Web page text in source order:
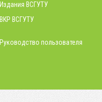
Издания ВСГУТУ
ВКР ВСГУТУ
Руководство пользователя